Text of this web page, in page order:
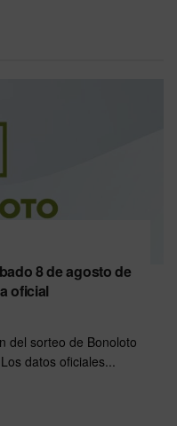
8 de agosto de
oficial
del sorteo de Bonoloto
datos oficiales...